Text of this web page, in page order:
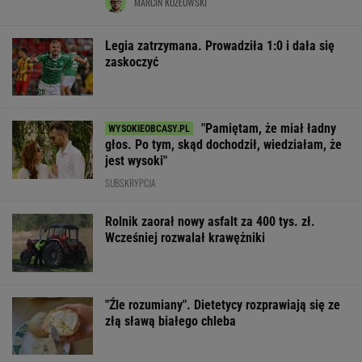
Legia zatrzymana. Prowadziła 1:0 i dała się
zaskoczyć
"Pamiętam, że miał ładny
głos. Po tym, skąd dochodził, wiedziałam, że
jest wysoki"
SUBSKRYPCJA
Rolnik zaorał nowy asfalt za 400 tys. zł.
Wcześniej rozwalał krawężniki
"Źle rozumiany". Dietetycy rozprawiają się ze
złą sławą białego chleba